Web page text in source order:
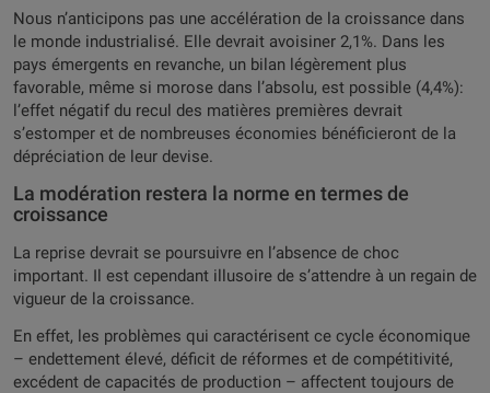
Nous n’anticipons pas une accélération de la croissance dans
le monde industrialisé. Elle devrait avoisiner 2,1%. Dans les
pays émergents en revanche, un bilan légèrement plus
favorable, même si morose dans l’absolu, est possible (4,4%):
l’effet négatif du recul des matières premières devrait
s’estomper et de nombreuses économies bénéficieront de la
dépréciation de leur devise.
La modération restera la norme en termes de
croissance
La reprise devrait se poursuivre en l’absence de choc
important. Il est cependant illusoire de s’attendre à un regain de
vigueur de la croissance.
En effet, les problèmes qui caractérisent ce cycle économique
– endettement élevé, déficit de réformes et de compétitivité,
excédent de capacités de production – affectent toujours de